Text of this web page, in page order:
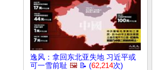
逸风：拿回东北亚失地 习近平或
可一雪前耻 🖼️ 📝 (62,214次)